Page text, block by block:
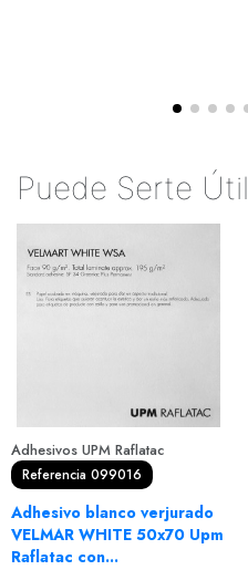
Puede Serte Útil
Adhesivos UPM Raflatac
Referencia 099016
Adhesivo blanco verjurado
VELMAR WHITE 50x70 Upm
Raflatac con...